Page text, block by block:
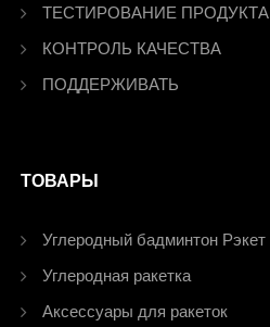
ТЕСТИРОВАНИЕ ПРОДУКТА
КОНТРОЛЬ КАЧЕСТВА
ПОДДЕРЖИВАТЬ
ТОВАРЫ
Углеродный бадминтон Рэкет
Углеродная ракетка
Аксессуары для ракеток